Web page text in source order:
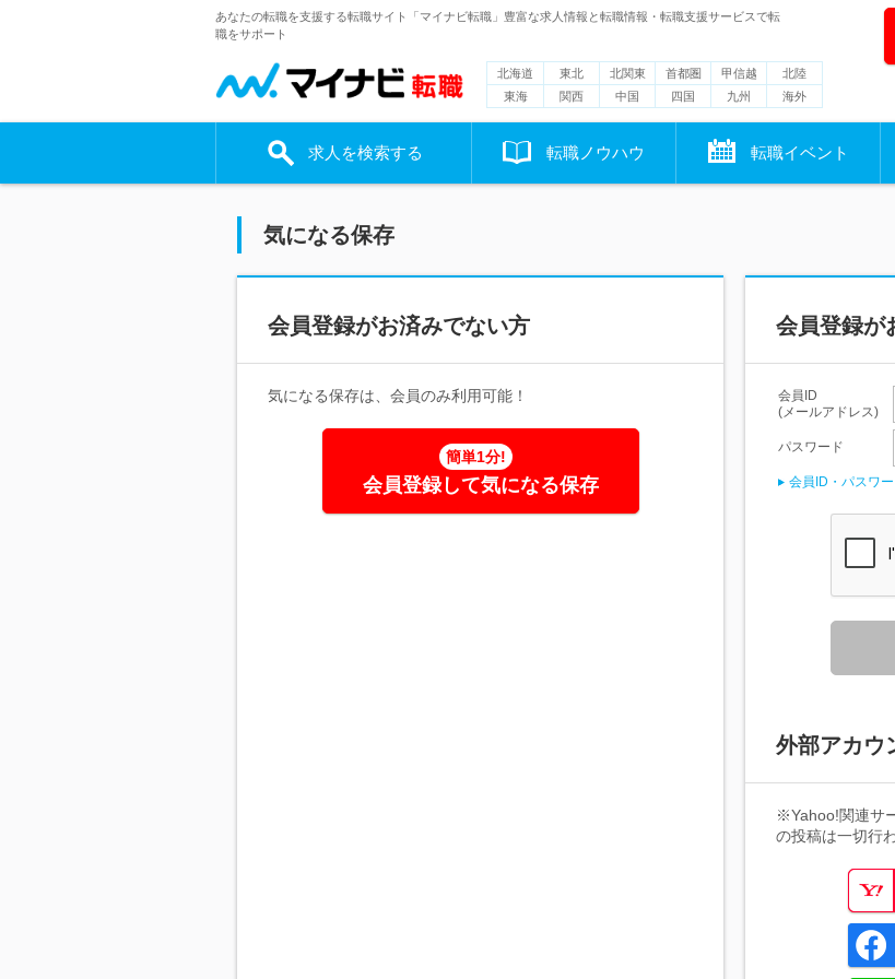
あなたの転職を支援する転職サイト「マイナビ転職」豊富な求人情報と転職情報・転職支援サービスで転
職をサポート
北海道 東北 北関東 首都圏 甲信越
北陸
東海
関西 中国 四国 九州 海外
求人を検索する 転職ノウハウ 転職イベント
気になる保存
会員登録がお済みでない方
気になる保存は、会員のみ利用可能！
簡単1分!
会員登録して気になる保存
会員登録が
会員ID
(メールアドレス)
パスワード
会員ID・パスワ
外部アカウ
※Yahoo!関連サ
の投稿は一切行